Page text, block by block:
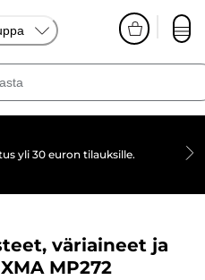
yli 30 euron tilauksille.
väriaineet ja
MP272